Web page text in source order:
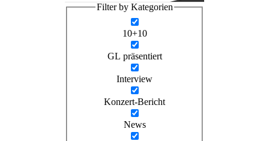
Filter by Kategorien
10+10
GL präsentiert
Interview
Konzert-Bericht
News